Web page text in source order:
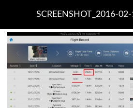
SCREENSHOT_2016-